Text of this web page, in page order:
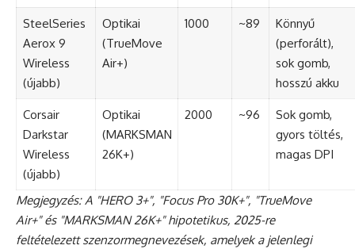
SteelSeries
Aerox 9
Wireless
(újabb)
Optikai
(TrueMove
Air+)
1000 ~89
Könnyű
(perforált),
sok gomb,
hosszú akku
Corsair
Darkstar
Wireless
(újabb)
Optikai
(MARKSMAN
26K+)
2000 ~96
Sok gomb,
gyors töltés,
magas DPI
Megjegyzés: A "HERO 3+", "Focus Pro 30K+", "TrueMove
Air+" és "MARKSMAN 26K+" hipotetikus, 2025-re
feltételezett szenzormegnevezések, amelyek a jelenlegi